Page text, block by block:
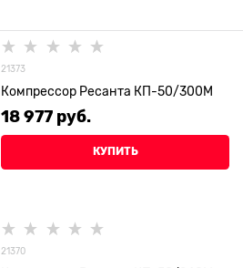
21373
Компрессор Ресанта КП-50/300М
18 977 руб.
КУПИТЬ
21370